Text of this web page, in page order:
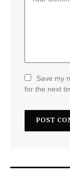
Save my
for the next